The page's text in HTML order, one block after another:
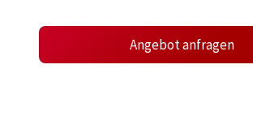
Angebot anfragen